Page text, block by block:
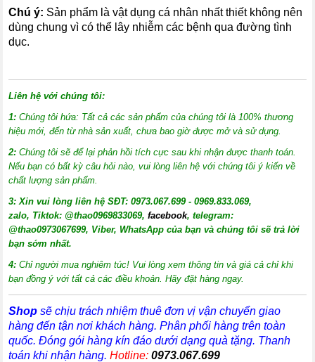
Chú ý: Sản phẩm là vật dụng cá nhân nhất thiết không nên
dùng chung vì có thể lây nhiễm các bệnh qua đường tình
dục.
Liên hệ với chúng tôi:
1: Chúng tôi hứa: Tất cả các sản phẩm của chúng tôi là 100% thương
hiệu mới, đến từ nhà sản xuất, chưa bao giờ được mở và sử dụng.
2: Chúng tôi sẽ để lại phản hồi tích cực sau khi nhận được thanh toán.
Nếu bạn có bất kỳ câu hỏi nào, vui lòng liên hệ với chúng tôi ý kiến về
chất lượng sản phẩm.
3:Xin vui lòng liên hệ SĐT: 0973.067.699 - 0969.833.069,
zalo, Tiktok: @thao0969833069,facebook, telegram:
@thao0973067699, Viber, WhatsApp của bạn và chúng tôi sẽ trả lời
bạn sớm nhất.
4: Chỉ người mua nghiêm túc! Vui lòng xem thông tin và giá cả chỉ khi
bạn đồng ý với tất cả các điều khoản. Hãy đặt hàng ngay.
Shop sẽ chịu trách nhiệm thuê đơn vị vận chuyển giao
hàng đến tận nơi khách hàng. Phân phối hàng trên toàn
quốc. Đóng gói hàng kín đáo dưới dạng quà tặng. Thanh
toán khi nhận hàng.Hotline: 0973.067.699